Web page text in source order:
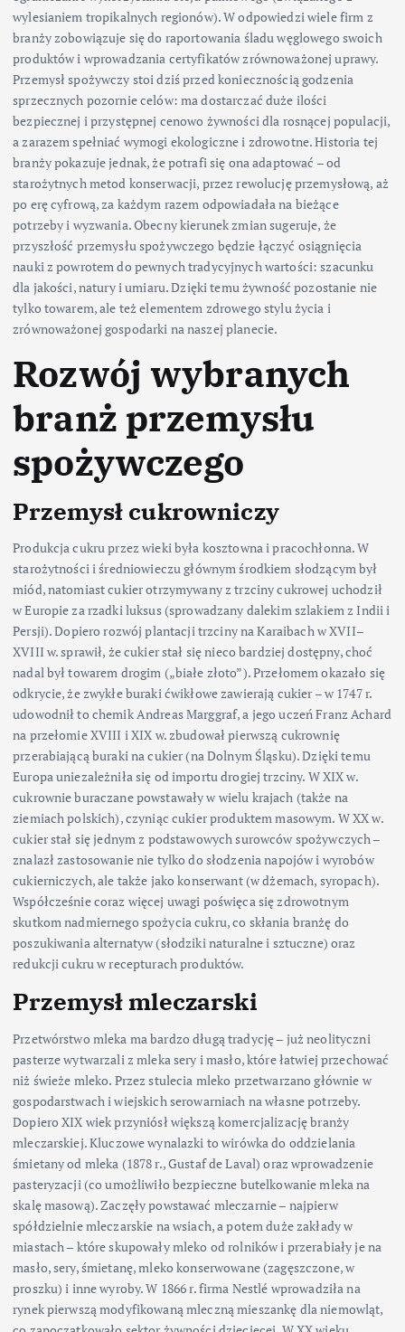
wylesianiem tropikalnych regionów). W odpowiedzi wiele firm z
branży zobowiązuje się do raportowania śladu węglowego swoich
produktów i wprowadzania certyfikatów zrównoważonej uprawy.
Przemysł spożywczy stoi dziś przed koniecznością godzenia
sprzecznych pozornie celów: ma dostarczać duże ilości
bezpiecznej i przystępnej cenowo żywności dla rosnącej populacji,
a zarazem spełniać wymogi ekologiczne i zdrowotne. Historia tej
branży pokazuje jednak, że potrafi się ona adaptować – od
starożytnych metod konserwacji, przez rewolucję przemysłową, aż
po erę cyfrową, za każdym razem odpowiadała na bieżące
potrzeby i wyzwania. Obecny kierunek zmian sugeruje, że
przyszłość przemysłu spożywczego będzie łączyć osiągnięcia
nauki z powrotem do pewnych tradycyjnych wartości: szacunku
dla jakości, natury i umiaru. Dzięki temu żywność pozostanie nie
tylko towarem, ale też elementem zdrowego stylu życia i
zrównoważonej gospodarki na naszej planecie.
Rozwój wybranych
branż przemysłu
spożywczego
Przemysł cukrowniczy
Produkcja cukru przez wieki była kosztowna i pracochłonna. W
starożytności i średniowieczu głównym środkiem słodzącym był
miód, natomiast cukier otrzymywany z trzciny cukrowej uchodził
w Europie za rzadki luksus (sprowadzany dalekim szlakiem z Indii i
Persji). Dopiero rozwój plantacji trzciny na Karaibach w XVII–
XVIII w. sprawił, że cukier stał się nieco bardziej dostępny, choć
nadal był towarem drogim („białe złoto”). Przełomem okazało się
odkrycie, że zwykłe buraki ćwikłowe zawierają cukier – w 1747 r.
udowodnił to chemik Andreas Marggraf, a jego uczeń Franz Achard
na przełomie XVIII i XIX w. zbudował pierwszą cukrownię
przerabiającą buraki na cukier (na Dolnym Śląsku). Dzięki temu
Europa uniezależniła się od importu drogiej trzciny. W XIX w.
cukrownie buraczane powstawały w wielu krajach (także na
ziemiach polskich), czyniąc cukier produktem masowym. W XX w.
cukier stał się jednym z podstawowych surowców spożywczych –
znalazł zastosowanie nie tylko do słodzenia napojów i wyrobów
cukierniczych, ale także jako konserwant (w dżemach, syropach).
Współcześnie coraz więcej uwagi poświęca się zdrowotnym
skutkom nadmiernego spożycia cukru, co skłania branżę do
poszukiwania alternatyw (słodziki naturalne i sztuczne) oraz
redukcji cukru w recepturach produktów.
Przemysł mleczarski
Przetwórstwo mleka ma bardzo długą tradycję – już neolityczni
pasterze wytwarzali z mleka sery i masło, które łatwiej przechować
niż świeże mleko. Przez stulecia mleko przetwarzano głównie w
gospodarstwach i wiejskich serowarniach na własne potrzeby.
Dopiero XIX wiek przyniósł większą komercjalizację branży
mleczarskiej. Kluczowe wynalazki to wirówka do oddzielania
śmietany od mleka (1878 r., Gustaf de Laval) oraz wprowadzenie
pasteryzacji (co umożliwiło bezpieczne butelkowanie mleka na
skalę masową). Zaczęły powstawać mleczarnie – najpierw
spółdzielnie mleczarskie na wsiach, a potem duże zakłady w
miastach – które skupowały mleko od rolników i przerabiały je na
masło, sery, śmietanę, mleko konserwowane (zagęszczone, w
proszku) i inne wyroby. W 1866 r. firma Nestlé wprowadziła na
rynek pierwszą modyfikowaną mleczną mieszankę dla niemowląt,